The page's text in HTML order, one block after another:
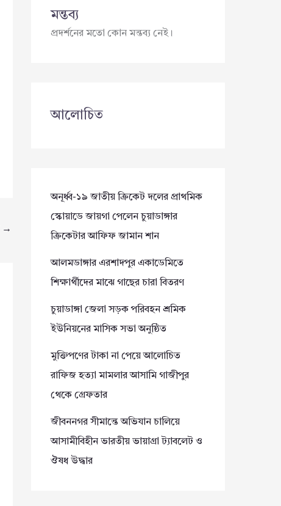
→
মন্তব্য
প্রদর্শনের মতো কোন মন্তব্য নেই।
আলোচিত
অনূর্ধ্ব-১৯ জাতীয় ক্রিকেট দলের প্রাথমিক
স্কোয়াডে জায়গা পেলেন চুয়াডাঙ্গার
ক্রিকেটার আফিফ জামান শান
আলমডাঙ্গার এরশাদপুর একাডেমিতে
শিক্ষার্থীদের মাঝে গাছের চারা বিতরণ
চুয়াডাঙ্গা জেলা সড়ক পরিবহন শ্রমিক
ইউনিয়নের মাসিক সভা অনুষ্ঠিত
মুক্তিপণের টাকা না পেয়ে আলোচিত
রাফিজ হত্যা মামলার আসামি গাজীপুর
থেকে গ্রেফতার
জীবননগর সীমান্তে অভিযান চালিয়ে
আসামীবিহীন ভারতীয় ভায়াগ্রা ট্যাবলেট ও
ঔষধ উদ্ধার